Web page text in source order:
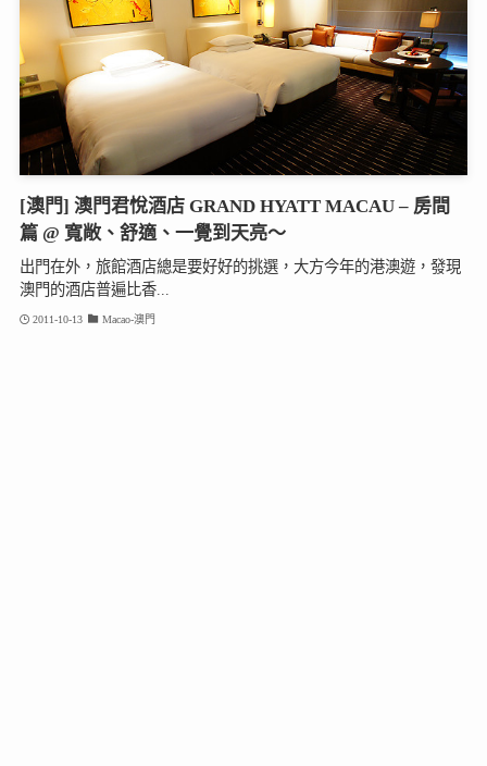
[澳門] 澳門君悅酒店 GRAND HYATT MACAU – 房間
篇 @ 寬敞、舒適、一覺到天亮～
出門在外，旅館酒店總是要好好的挑選，大方今年的港澳遊，發現
澳門的酒店普遍比香...
2011-10-13 Macao-澳門